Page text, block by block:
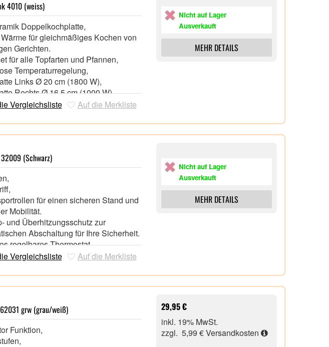
4010 (weiss)
Doppelkochplatte,
für gleichmäßiges Kochen von
Gerichten.
für alle Topfarten und Pfannen,
Temperaturregelung,
Links Ø 20 cm (1800 W),
Rechts Ø 16,5 cm (1000 W),
Vergleichsliste Auf die Merkliste
Nicht auf Lager
Ausverkauft
MEHR DETAILS
(Schwarz)
für einen sicheren Stand und
Mobilität.
und Überhitzungsschutz zur
Abschaltung für Ihre Sicherheit.
regelbares Thermostat,
(800/1200/2000 Watt),
(HxBxT): 54,0 x 41,0 x 23,0
Vergleichsliste Auf die Merkliste
Nicht auf Lager
Ausverkauft
MEHR DETAILS
grw (grau/weiß)
Funktion,
29,95 €
inkl. 19% MwSt.
zzgl. 5,99 €Versandkosten